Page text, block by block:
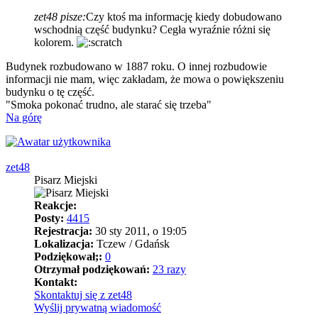
zet48 pisze:Czy ktoś ma informację kiedy dobudowano
wschodnią część budynku? Cegła wyraźnie różni się
kolorem.
Budynek rozbudowano w 1887 roku. O innej rozbudowie
informacji nie mam, więc zakładam, że mowa o powiększeniu
budynku o tę część.
"Smoka pokonać trudno, ale starać się trzeba"
Na górę
zet48
Pisarz Miejski
Reakcje:
Posty: 4415
Rejestracja: 30 sty 2011, o 19:05
Lokalizacja: Tczew / Gdańsk
Podziękował;: 0
Otrzymał podziękowań: 23 razy
Kontakt:
Skontaktuj się z zet48
Wyślij prywatną wiadomość